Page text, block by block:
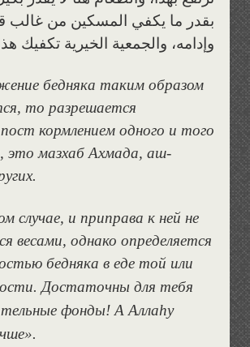
بقدر ما يكفي المسكين من غالب
وإدامه، والجمعية الخيرية تكفيك
бедняка таким образом
то разрешается
кормлением одного и того
это мазхаб Ахмада, аш-
случае, и приправа к ней не
весами, однако определяется
бедняка в еде той или
Достаточны для тебя
фонды! А Аллаhу